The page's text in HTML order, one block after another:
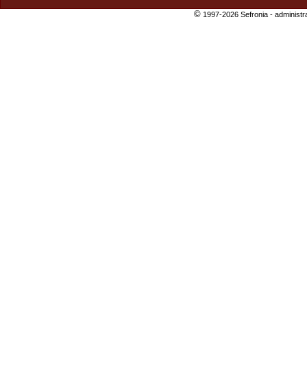
©1997-2026 Sefronia -